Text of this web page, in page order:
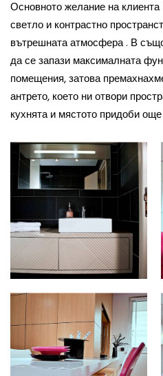
Основното желание на
светло и контрастно
вътрешната атмосфера . В
да се запази максималната
помещения, затова
антрето, което ни отвори
кухнята и мястото придоби